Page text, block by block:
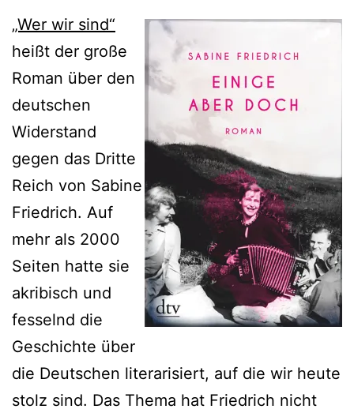
„Wer wir sind“
heißt der große
Roman über den
deutschen
Widerstand
gegen das Dritte
Reich von Sabine
Friedrich. Auf
mehr als 2000
Seiten hatte sie
akribisch und
fesselnd die
Geschichte über
die Deutschen literarisiert, auf die wir heute
stolz sind. Das Thema hat Friedrich nicht